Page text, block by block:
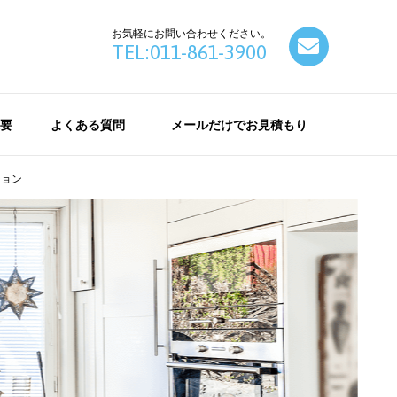
お気軽にお問い合わせください。
TEL:011-861-3900
よくある質問 メールだけでお見積もり
ン